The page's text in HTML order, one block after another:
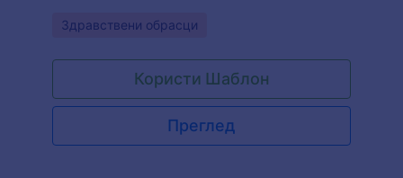
Go to Category:
Здравствени обрасци
Користи Шаблон
Преглед